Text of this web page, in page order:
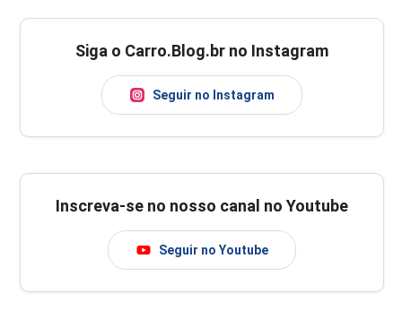
Siga o Carro.Blog.br no Instagram
Seguir no Instagram
Inscreva-se no nosso canal no Youtube
Seguir no Youtube